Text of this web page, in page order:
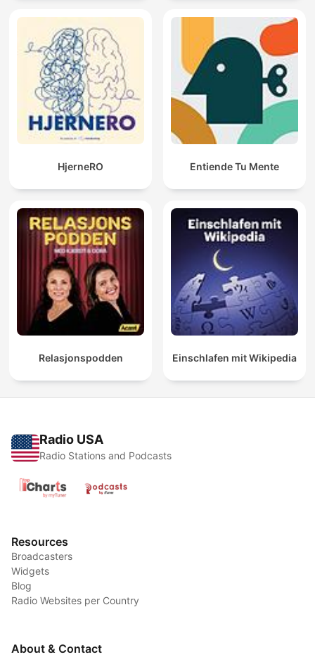
HjerneRO Entiende Tu Mente
Relasjonspodden Einschlafen mit Wikipedia
Radio USA
Radio Stations and Podcasts
Resources
Broadcasters
Widgets
Blog
Radio Websites per Country
About & Contact